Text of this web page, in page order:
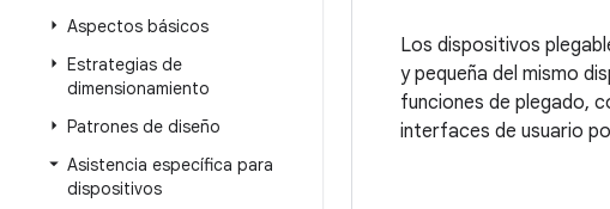
Aspectos básicos
Estrategias de
dimensionamiento
Patrones de diseño
Asistencia específica para
dispositivos
Los dispositivos
y pequeña del mismo
funciones de plegado,
interfaces de usuario